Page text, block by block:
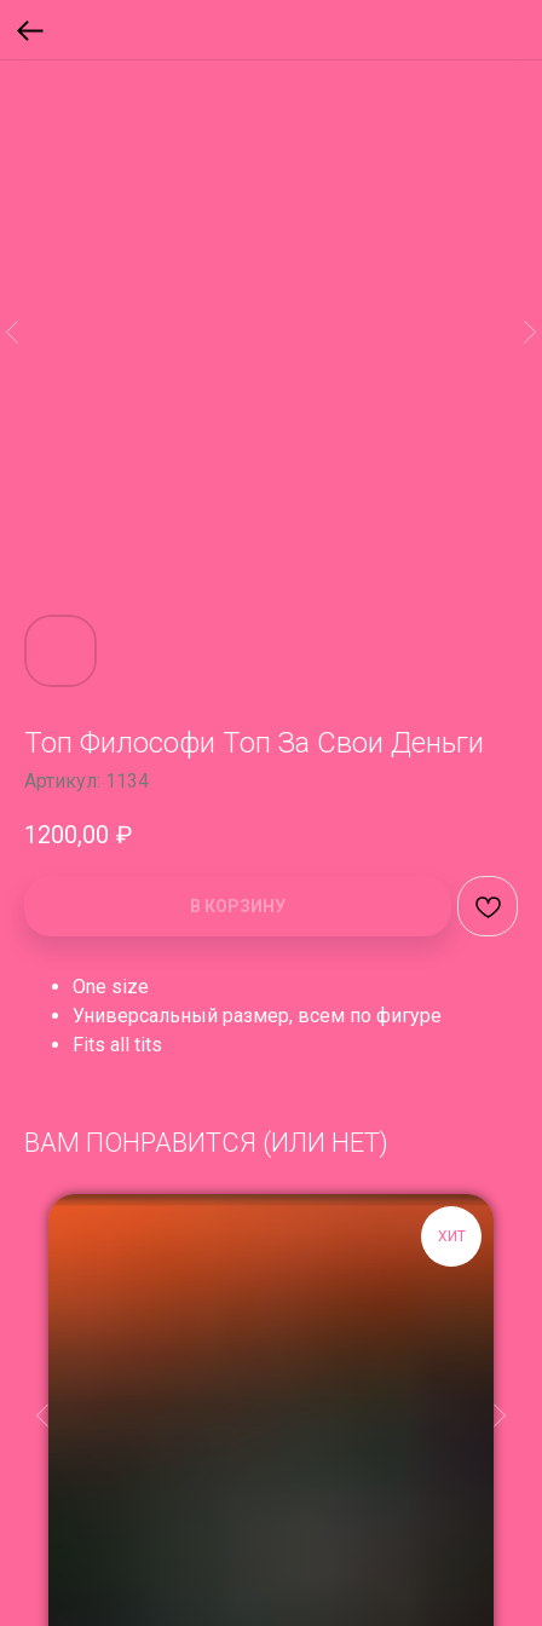
Топ Философи Топ За Свои Деньги
Артикул: 1134
1200,00 ₽
В КОРЗИНУ
One size
Универсальный размер, всем по фигуре
Fits all tits
ВАМ ПОНРАВИТСЯ (ИЛИ НЕТ)
ХИТ